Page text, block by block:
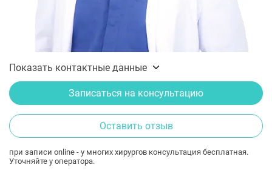
Показать контактные данные
Записаться на консультацию
Оставить отзыв
при записи online - у многих хирургов консультация бесплатная.
Уточняйте у оператора.